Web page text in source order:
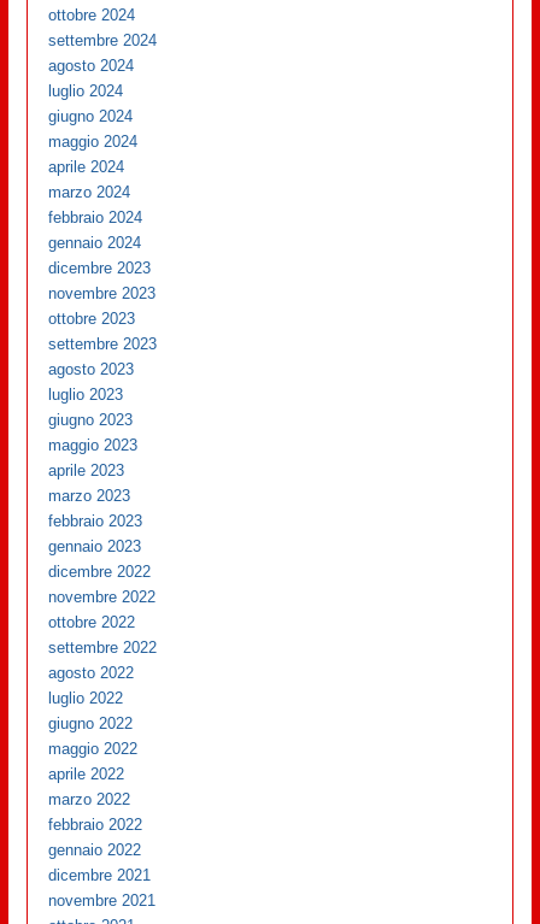
ottobre 2024
settembre 2024
agosto 2024
luglio 2024
giugno 2024
maggio 2024
aprile 2024
marzo 2024
febbraio 2024
gennaio 2024
dicembre 2023
novembre 2023
ottobre 2023
settembre 2023
agosto 2023
luglio 2023
giugno 2023
maggio 2023
aprile 2023
marzo 2023
febbraio 2023
gennaio 2023
dicembre 2022
novembre 2022
ottobre 2022
settembre 2022
agosto 2022
luglio 2022
giugno 2022
maggio 2022
aprile 2022
marzo 2022
febbraio 2022
gennaio 2022
dicembre 2021
novembre 2021